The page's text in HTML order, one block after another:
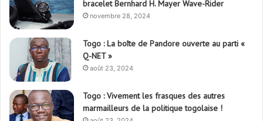
bracelet Bernhard H. Mayer Wave-Rider
novembre 28, 2024
Togo : La boîte de Pandore ouverte au parti «
Q-NET »
août 23, 2024
Togo : Vivement les frasques des autres
marmailleurs de la politique togolaise !